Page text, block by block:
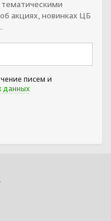
акциях, новинках ЦБ
писем и
данных